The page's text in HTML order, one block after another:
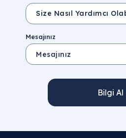
Mesajınız
Bilgi Al